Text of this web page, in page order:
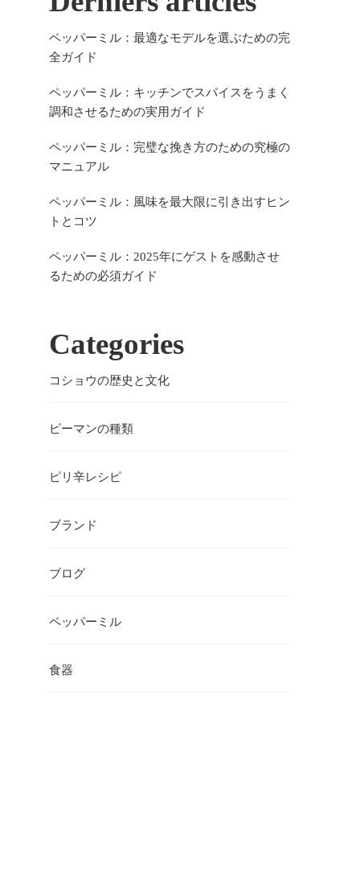
ペッパーミル：最適なモデルを選ぶための完
全ガイド
ペッパーミル：キッチンでスパイスをうまく
調和させるための実用ガイド
ペッパーミル：完璧な挽き方のための究極の
マニュアル
ペッパーミル：風味を最大限に引き出すヒン
トとコツ
ペッパーミル：2025年にゲストを感動させ
るための必須ガイド
Categories
コショウの歴史と文化
ピーマンの種類
ピリ辛レシピ
ブランド
ブログ
ペッパーミル
食器